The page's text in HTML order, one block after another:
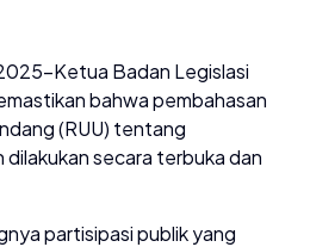
Ketua Badan Legislasi
bahwa pembahasan
(RUU) tentang
dilakukan secara terbuka dan
partisipasi publik yang